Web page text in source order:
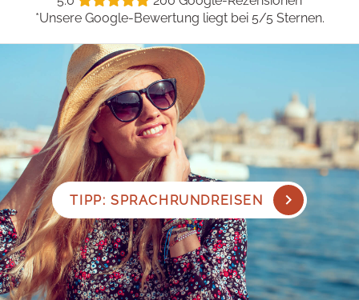
*Unsere Google-Bewertung liegt bei 5/5 Sternen.
TIPP: SPRACHRUNDREISEN